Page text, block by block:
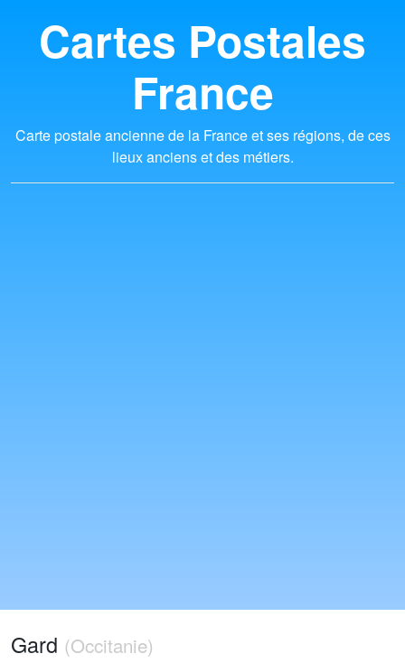
Cartes Postales
France
Carte postale ancienne de la France et ses régions, de ces
lieux anciens et des métiers.
Gard (Occitanie)